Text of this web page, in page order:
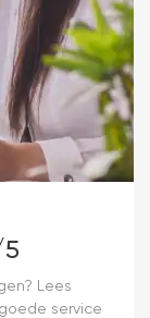
Lees
service